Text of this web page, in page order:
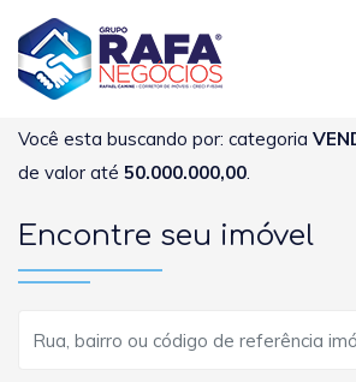
Você esta buscando por: categoria
de valor até 50.000.000,00
Encontre seu imóvel